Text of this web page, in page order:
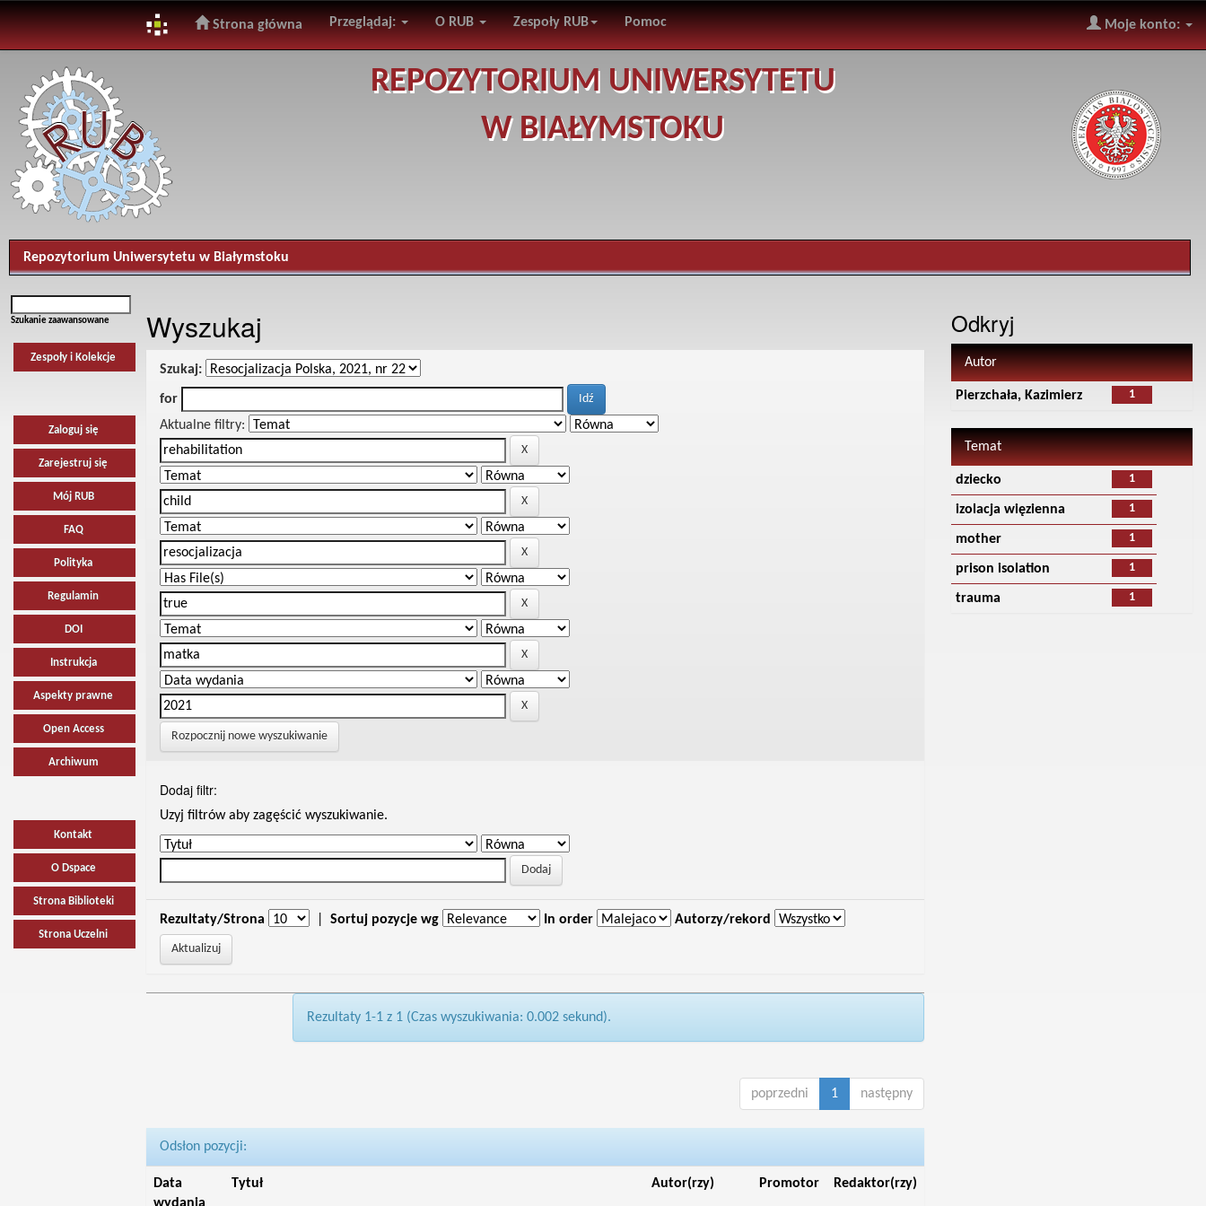
navigation
Strona główna Przeglądaj: O RUB Zespoły RUB Pomoc Moje konto:
REPOZYTORIUM UNIWERSYTETU
W BIAŁYMSTOKU
Repozytorium Uniwersytetu w Białymstoku
Szukanie zaawansowane
Zespoły i Kolekcje
Zaloguj się
Zarejestruj się
Mój RUB
FAQ
Polityka
Regulamin
DOI
Instrukcja
Aspekty prawne
Open Access
Archiwum
Kontakt
O Dspace
Strona Biblioteki
Strona Uczelni
Wyszukaj
Szukaj:
for
Aktualne filtry:
Rozpocznij nowe wyszukiwanie
Dodaj filtr:
Uzyj filtrów aby zagęścić wyszukiwanie.
Rezultaty/Strona Sortuj pozycje wg In order Autorzy/rekord
Rezultaty 1-1 z 1 (Czas wyszukiwania: 0.002 sekund).
poprzedni 1 następny
Odsłon pozycji:
Data
Tytuł Autor(rzy) Promotor Redaktor(rzy)
Odkryj
Autor
1
Pierzchała, Kazimierz
Temat
1
dziecko
1
izolacja więzienna
1
mother
1
prison isolation
1
trauma